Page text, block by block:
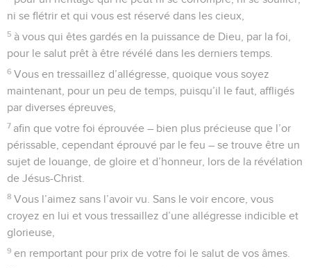
24
car Toute chair est comme l’herbe Et toute sa gloire
comme la fleur de l’herbe ; L’herbe sèche et la fleur tombe,
25
Mais la parole du Seigneur demeure éternellement. Cette
parole est celle qui vous a été annoncée par l’Évangile.
© Société biblique française – Bibli’O, 1978, avec autorisation. Pour vous procurer
une Bible imprimée, rendez-vous sur www.editionsbiblio.fr
1 Pierre 2
Seuls les Évangiles sont disponibles en vidéo pour le moment.
La pierre vivante et le peuple saint